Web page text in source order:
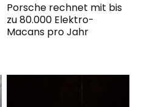
Porsche rechnet mit bis
zu 80.000 Elektro-
Macans pro Jahr